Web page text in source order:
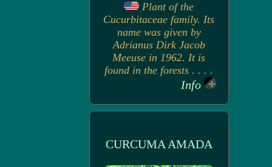
Plant of the
Cucurbitaceae family. Its
name was given by
Adrianus Dirk Jacob
Meeuse in 1962. It is
found in the forests . . . .
Info
CURCUMA AMADA